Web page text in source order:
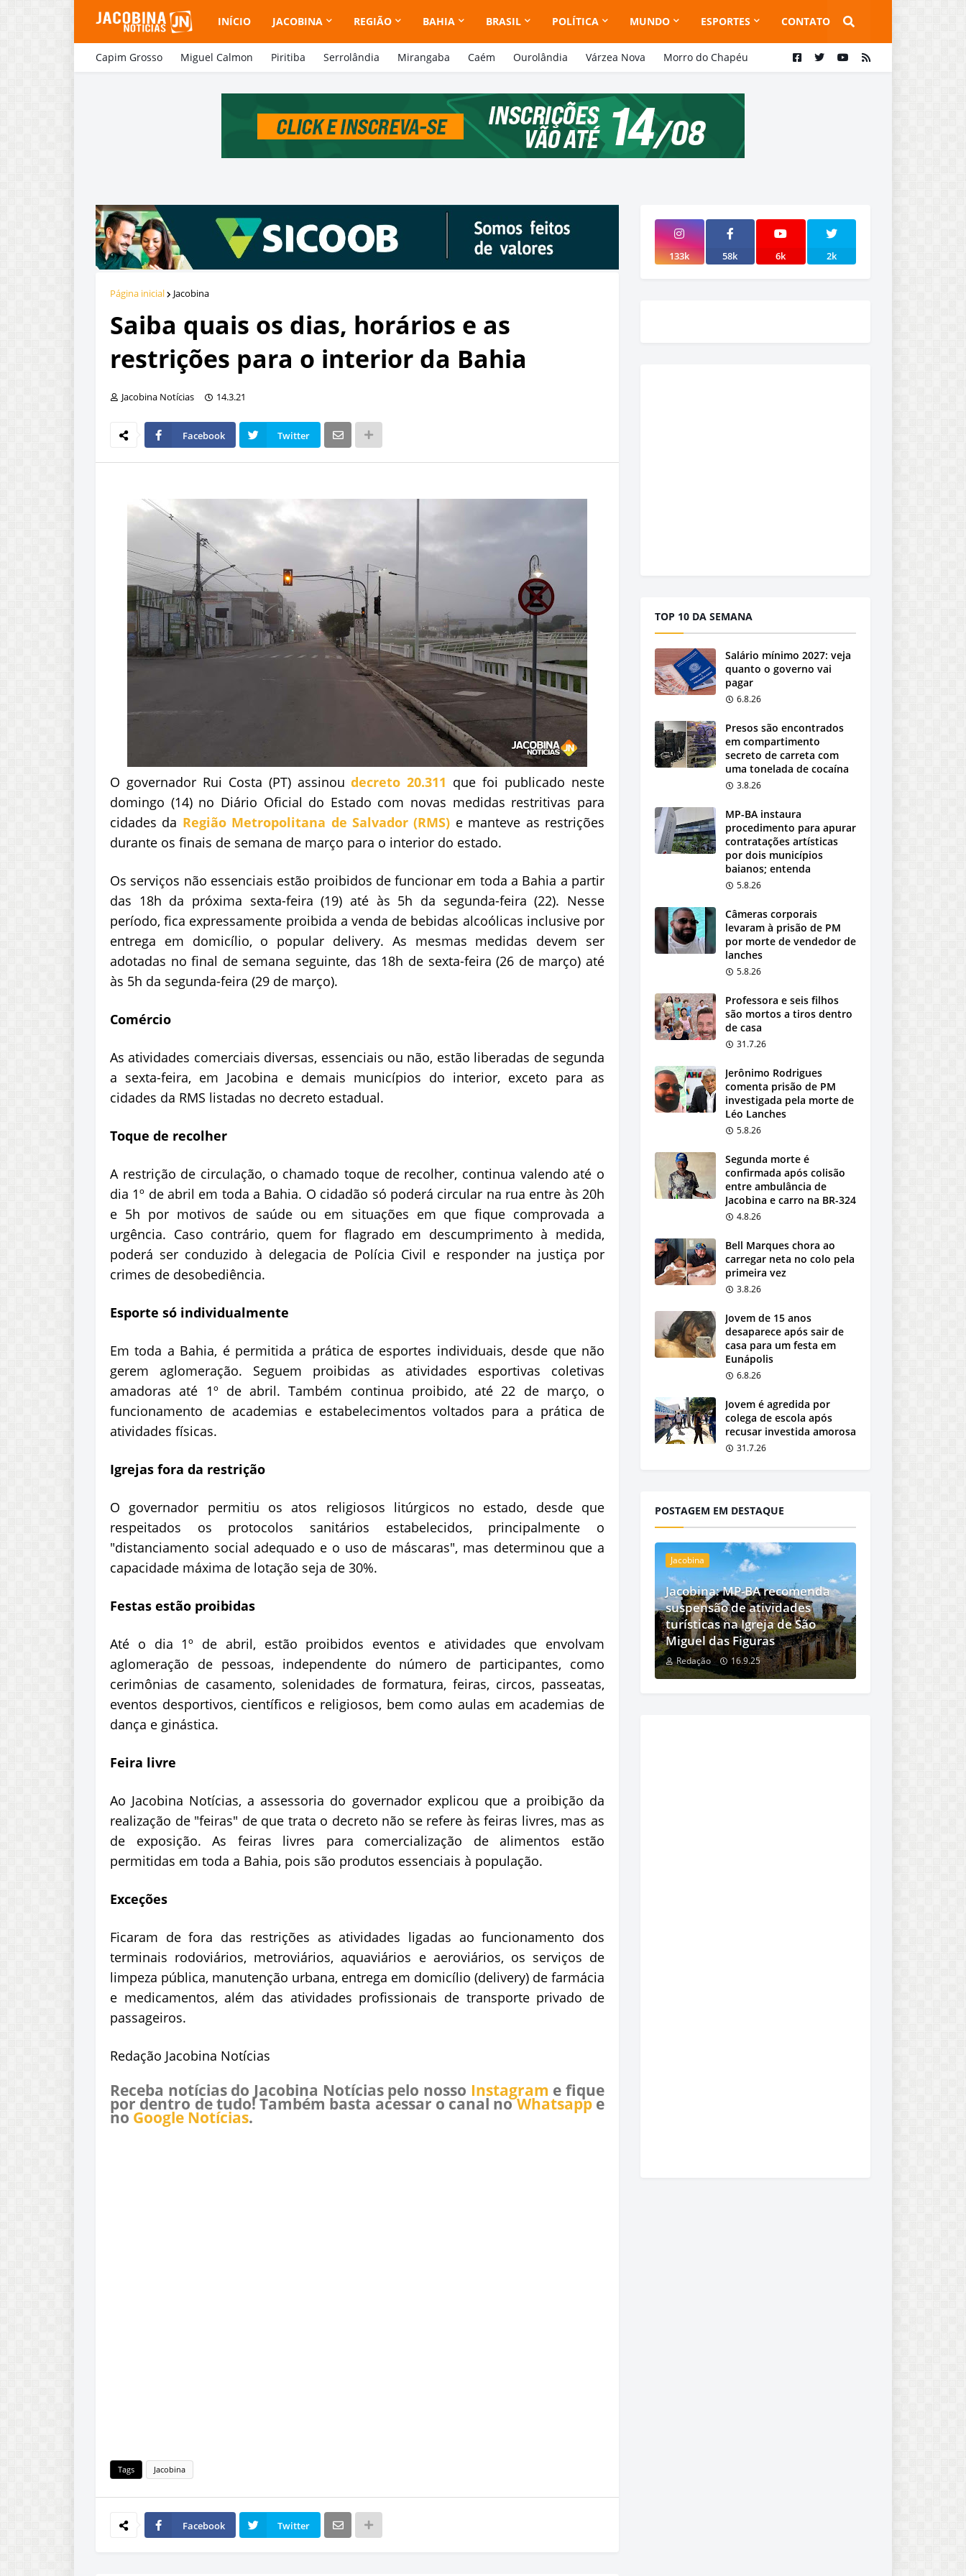
INÍCIO JACOBINA REGIÃO BAHIA BRASIL POLÍTICA MUNDO ESPORTES CONTATO
Capim Grosso Miguel Calmon Piritiba Serrolândia Mirangaba Caém Ourolândia Várzea Nova Morro do Chapéu
Página inicial Jacobina
Saiba quais os dias, horários e as
restrições para o interior da Bahia
Jacobina Notícias 14.3.21
Facebook Twitter
O governador Rui Costa (PT) assinoudecreto 20.311 que foi publicado neste
domingo (14) no Diário Oficial do Estado com novas medidas restritivas para
cidades da Região Metropolitana de Salvador (RMS) e manteve as restrições
durante os finais de semana de março para o interior do estado.
Os serviços não essenciais estão proibidos de funcionar em toda a Bahia a partir
das 18h da próxima sexta-feira (19) até às 5h da segunda-feira (22). Nesse
período, fica expressamente proibida a venda de bebidas alcoólicas inclusive por
entrega em domicílio, o popular delivery. As mesmas medidas devem ser
adotadas no final de semana seguinte, das 18h de sexta-feira (26 de março) até
às 5h da segunda-feira (29 de março).
Comércio
As atividades comerciais diversas, essenciais ou não, estão liberadas de segunda
a sexta-feira, em Jacobina e demais municípios do interior, exceto para as
cidades da RMS listadas no decreto estadual.
Toque de recolher
A restrição de circulação, o chamado toque de recolher, continua valendo até o
dia 1º de abril em toda a Bahia. O cidadão só poderá circular na rua entre às 20h
e 5h por motivos de saúde ou em situações em que fique comprovada a
urgência. Caso contrário, quem for flagrado em descumprimento à medida,
poderá ser conduzido à delegacia de Polícia Civil e responder na justiça por
crimes de desobediência.
Esporte só individualmente
Em toda a Bahia, é permitida a prática de esportes individuais, desde que não
gerem aglomeração. Seguem proibidas as atividades esportivas coletivas
amadoras até 1º de abril. Também continua proibido, até 22 de março, o
funcionamento de academias e estabelecimentos voltados para a prática de
atividades físicas.
Igrejas fora da restrição
O governador permitiu os atos religiosos litúrgicos no estado, desde que
respeitados os protocolos sanitários estabelecidos, principalmente o
"distanciamento social adequado e o uso de máscaras", mas determinou que a
capacidade máxima de lotação seja de 30%.
Festas estão proibidas
Até o dia 1º de abril, estão proibidos eventos e atividades que envolvam
aglomeração de pessoas, independente do número de participantes, como
cerimônias de casamento, solenidades de formatura, feiras, circos, passeatas,
eventos desportivos, científicos e religiosos, bem como aulas em academias de
dança e ginástica.
Feira livre
Ao Jacobina Notícias, a assessoria do governador explicou que a proibição da
realização de "feiras" de que trata o decreto não se refere às feiras livres, mas as
de exposição. As feiras livres para comercialização de alimentos estão
permitidas em toda a Bahia, pois são produtos essenciais à população.
Exceções
Ficaram de fora das restrições as atividades ligadas ao funcionamento dos
terminais rodoviários, metroviários, aquaviários e aeroviários, os serviços de
limpeza pública, manutenção urbana, entrega em domicílio (delivery) de farmácia
e medicamentos, além das atividades profissionais de transporte privado de
passageiros.
Redação Jacobina Notícias
Receba notícias do Jacobina Notícias pelo nosso Instagram e fique
por dentro de tudo! Também basta acessar o canal noWhatsappe
no Google Notícias.
Tags Jacobina
Facebook Twitter
133k 58k 6k 2k
TOP 10 DA SEMANA
Salário mínimo 2027: veja
quanto o governo vai
pagar
6.8.26
Presos são encontrados
em compartimento
secreto de carreta com
uma tonelada de cocaína
3.8.26
MP-BA instaura
procedimento para apurar
contratações artísticas
por dois municípios
baianos; entenda
5.8.26
Câmeras corporais
levaram à prisão de PM
por morte de vendedor de
lanches
5.8.26
Professora e seis filhos
são mortos a tiros dentro
de casa
31.7.26
Jerônimo Rodrigues
comenta prisão de PM
investigada pela morte de
Léo Lanches
5.8.26
Segunda morte é
confirmada após colisão
entre ambulância de
Jacobina e carro na BR-324
4.8.26
Bell Marques chora ao
carregar neta no colo pela
primeira vez
3.8.26
Jovem de 15 anos
desaparece após sair de
casa para um festa em
Eunápolis
6.8.26
Jovem é agredida por
colega de escola após
recusar investida amorosa
31.7.26
POSTAGEM EM DESTAQUE
Jacobina
Jacobina: MP-BA recomenda
suspensão de atividades
turísticas na Igreja de São
Miguel das Figuras
Redação 16.9.25